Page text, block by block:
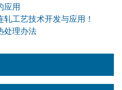
应用
工艺技术开发与应用！
处理办法